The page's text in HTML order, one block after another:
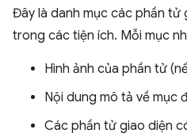
Đây là danh mục các phần tử
trong các tiện ích. Mỗi mục
Hình ảnh của phần tử
Nội dung mô tả về mục
Các phần tử giao diện